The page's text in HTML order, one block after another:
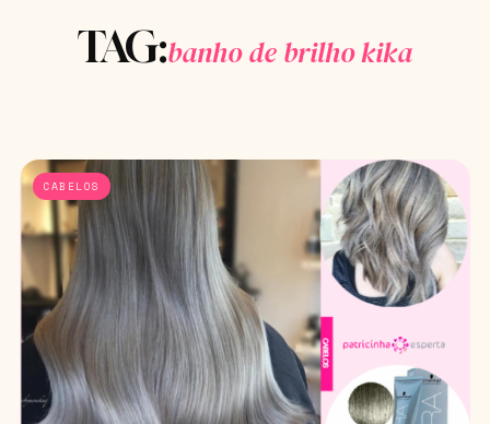
TAG:banho de brilho kika
CABELOS